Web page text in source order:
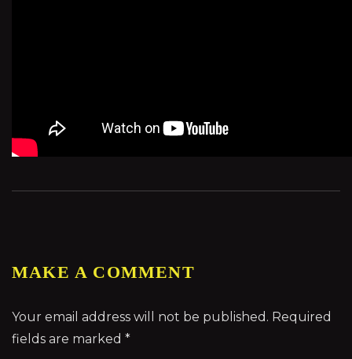
MAKE A COMMENT
Your email address will not be published. Required
fields are marked *